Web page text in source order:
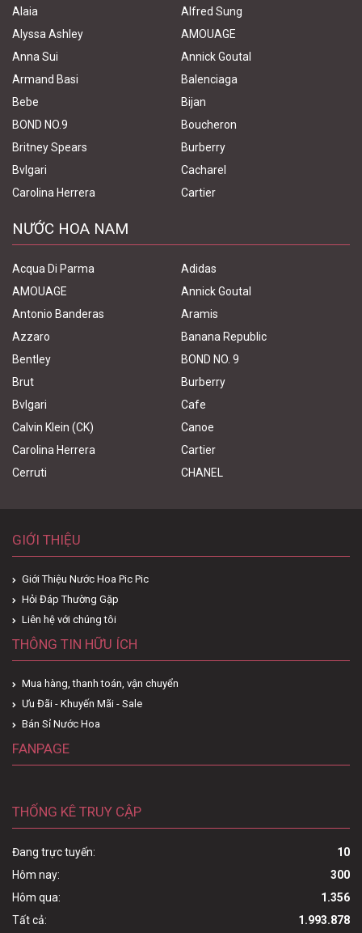
Alaia
Alfred Sung
Alyssa Ashley
AMOUAGE
Anna Sui
Annick Goutal
Armand Basi
Balenciaga
Bebe
Bijan
BOND NO.9
Boucheron
Britney Spears
Burberry
Bvlgari
Cacharel
Carolina Herrera
Cartier
NƯỚC HOA NAM
Acqua Di Parma
Adidas
AMOUAGE
Annick Goutal
Antonio Banderas
Aramis
Azzaro
Banana Republic
Bentley
BOND NO. 9
Brut
Burberry
Bvlgari
Cafe
Calvin Klein (CK)
Canoe
Carolina Herrera
Cartier
Cerruti
CHANEL
GIỚI THIỆU
Giới Thiệu Nước Hoa Pic Pic
Hỏi Đáp Thường Gặp
Liên hệ với chúng tôi
THÔNG TIN HỮU ÍCH
Mua hàng, thanh toán, vận chuyển
Ưu Đãi - Khuyến Mãi - Sale
Bán Sỉ Nước Hoa
FANPAGE
THỐNG KÊ TRUY CẬP
Đang trực tuyến:
10
Hôm nay:
300
Hôm qua:
1.356
Tất cả:
1.993.878